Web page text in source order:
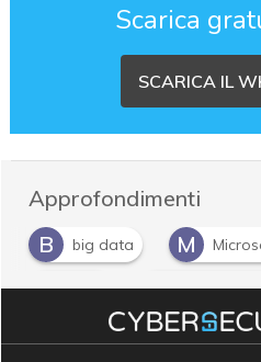
Scarica
SCARICA IL
Approfondimenti
B
big data M
S SAN S storage